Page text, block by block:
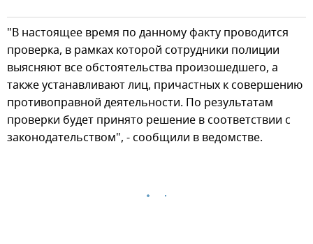
"В настоящее время по данному факту проводится
проверка, в рамках которой сотрудники полиции
выясняют все обстоятельства произошедшего, а
также устанавливают лиц, причастных к совершению
противоправной деятельности. По результатам
проверки будет принято решение в соответствии с
законодательством", - сообщили в ведомстве.